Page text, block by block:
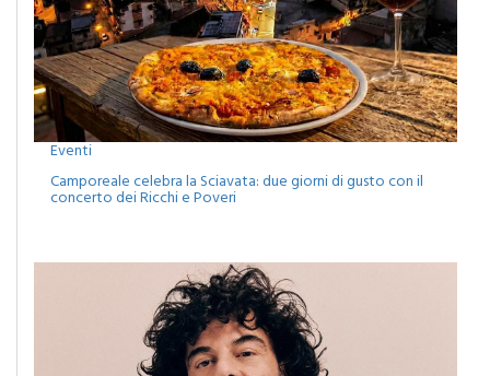
Eventi
Camporeale celebra la Sciavata: due giorni di gusto con il